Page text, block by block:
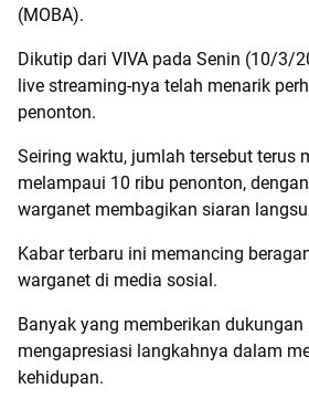
(MOBA).
Dikutip dari VIVA pada Senin (10/3/
live streaming-nya telah menarik
penonton.
Seiring waktu, jumlah tersebut terus
melampaui 10 ribu penonton,
warganet membagikan siaran
Kabar terbaru ini memancing
warganet di media sosial.
Banyak yang memberikan dukungan
mengapresiasi langkahnya dalam
kehidupan.